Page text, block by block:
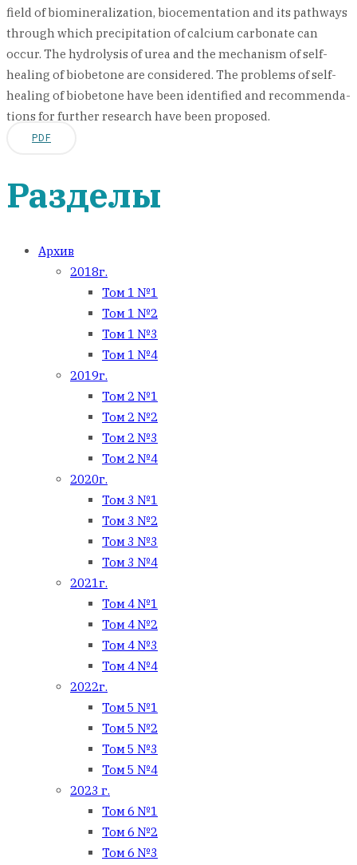
field of biomineralization, biocementation and its pathways
through which precipitation of calcium carbonate can
occur. The hydrolysis of urea and the mechanism of self-
healing of biobetone are considered. The problems of self-
healing of biobetone have been identified and recommenda-
tions for further research have been proposed.
PDF
Разделы
Архив
2018г.
Том 1 №1
Том 1 №2
Том 1 №3
Том 1 №4
2019г.
Том 2 №1
Том 2 №2
Том 2 №3
Том 2 №4
2020г.
Том 3 №1
Том 3 №2
Том 3 №3
Том 3 №4
2021г.
Том 4 №1
Том 4 №2
Том 4 №3
Том 4 №4
2022г.
Том 5 №1
Том 5 №2
Том 5 №3
Том 5 №4
2023 г.
Том 6 №1
Том 6 №2
Том 6 №3